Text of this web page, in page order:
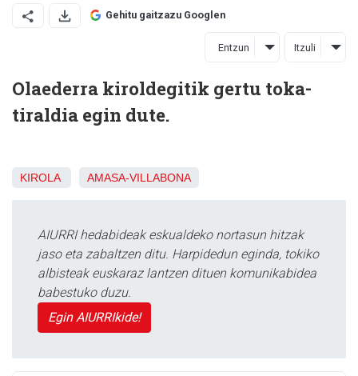
Gehitu gaitzazu Googlen
Entzun Itzuli
Olaederra kiroldegitik gertu toka-
tiraldia egin dute.
KIROLA AMASA-VILLABONA
AIURRI hedabideak eskualdeko nortasun hitzak
jaso eta zabaltzen ditu. Harpidedun eginda, tokiko
albisteak euskaraz lantzen dituen komunikabidea
babestuko duzu.
Egin AIURRIkide!